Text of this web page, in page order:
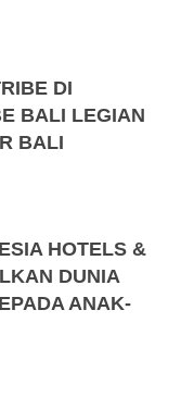
DI
BALI LEGIAN
BALI
HOTELS &
DUNIA
ANAK-